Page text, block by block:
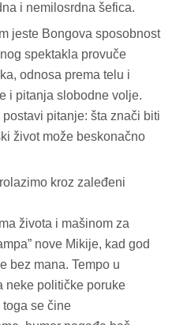
i nemilosrdna šefica.
jeste Bongova sposobnost
spektakla provuče
odnosa prema telu i
i pitanja slobodne volje.
pitanje: šta znači biti
život može beskonačno
kroz zaleđeni
života i mašinom za
nove Mikije, kad god
bez mana. Tempo u
neke političke poruke
se čine